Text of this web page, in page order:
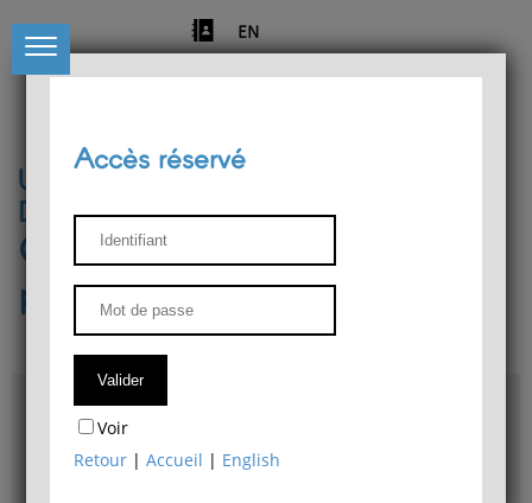
EN
Université de Liège
Département de philosophie
Centre de recherches
phénoménologiques
Accès & plans
Bibliothèque du Département de philosophie
Accès réservé
Voir
Retour |Accueil | English